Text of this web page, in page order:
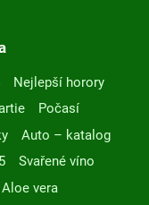
Nejlepší horory
Počasí
Auto – katalog
Svařené víno
Aloe vera